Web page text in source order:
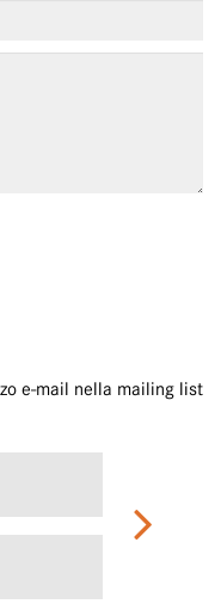
e-mail nella mailing list